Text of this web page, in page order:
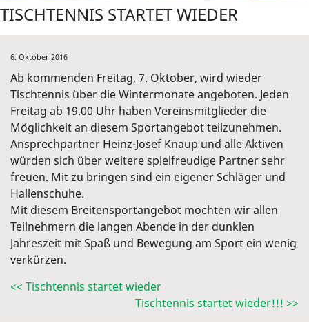
TISCHTENNIS STARTET WIEDER
6. Oktober 2016
Ab kommenden Freitag, 7. Oktober, wird wieder
Tischtennis über die Wintermonate angeboten. Jeden
Freitag ab 19.00 Uhr haben Vereinsmitglieder die
Möglichkeit an diesem Sportangebot teilzunehmen.
Ansprechpartner Heinz-Josef Knaup und alle Aktiven
würden sich über weitere spielfreudige Partner sehr
freuen. Mit zu bringen sind ein eigener Schläger und
Hallenschuhe.
Mit diesem Breitensportangebot möchten wir allen
Teilnehmern die langen Abende in der dunklen
Jahreszeit mit Spaß und Bewegung am Sport ein wenig
verkürzen.
<< Tischtennis startet wieder
Tischtennis startet wieder!!! >>